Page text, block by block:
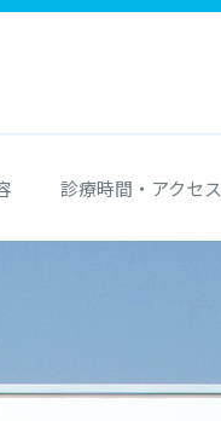
診療時間・アクセス